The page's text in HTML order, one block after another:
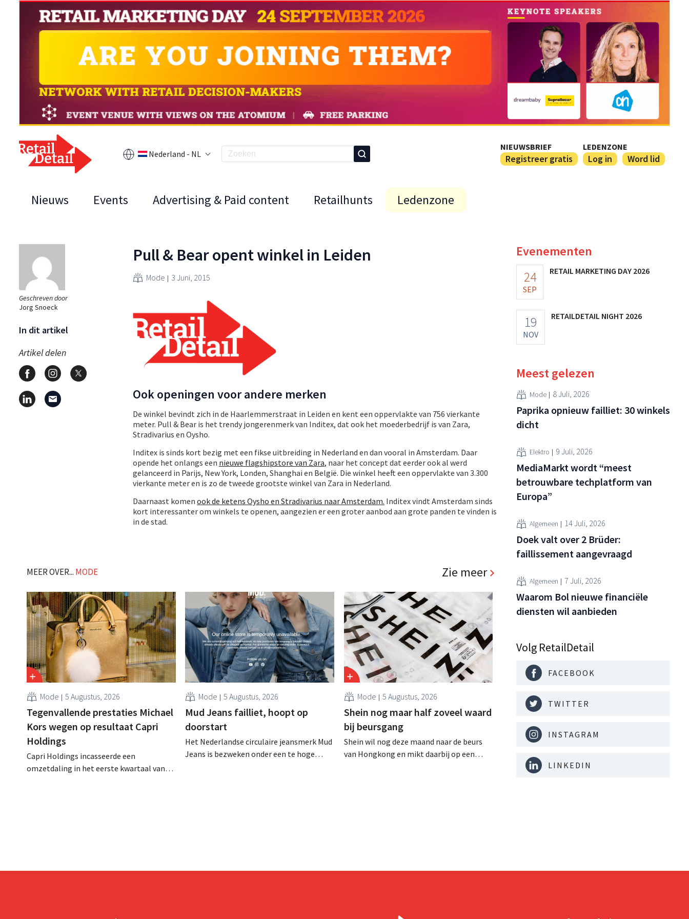
Nederland - NL
NIEUWSBRIEF
Registreer gratis
LEDENZONE
Log in Word lid
Nieuws Events Advertising & Paid content Retailhunts Ledenzone
Geschreven door
Jorg Snoeck
In dit artikel
Artikel delen
Pull & Bear opent winkel in Leiden
Mode 3 Juni, 2015
Ook openingen voor andere merken
De winkel bevindt zich in de Haarlemmerstraat in Leiden en kent een oppervlakte van 756 vierkante
meter. Pull & Bear is het trendy jongerenmerk van Inditex, dat ook het moederbedrijf is van Zara,
Stradivarius en Oysho.
Inditex is sinds kort bezig met een fikse uitbreiding in Nederland en dan vooral in Amsterdam. Daar
opende het onlangs een nieuwe flagshipstore van Zara, naar het concept dat eerder ook al werd
gelanceerd in Parijs, New York, Londen, Shanghai en België. Die winkel heeft een oppervlakte van 3.300
vierkante meter en is zo de tweede grootste winkel van Zara in Nederland.
Daarnaast komen ook de ketens Oysho en Stradivarius naar Amsterdam. Inditex vindt Amsterdam sinds
kort interessanter om winkels te openen, aangezien er een groter aanbod aan grote panden te vinden is
in de stad.
MEER OVER... MODE Zie meer
Mode 5 Augustus, 2026
Tegenvallende prestaties Michael
Kors wegen op resultaat Capri
Holdings
Capri Holdings incasseerde een
omzetdaling in het eerste kwartaal van
Mode 5 Augustus, 2026
Mud Jeans failliet, hoopt op
doorstart
Het Nederlandse circulaire jeansmerk Mud
Jeans is bezweken onder een te hoge
Mode 5 Augustus, 2026
Shein nog maar half zoveel waard
bij beursgang
Shein wil nog deze maand naar de beurs
van Hongkong en mikt daarbij op een
Evenementen
24
SEP
RETAIL MARKETING DAY 2026
19
NOV
RETAILDETAIL NIGHT 2026
Meest gelezen
Mode 8 Juli, 2026
Paprika opnieuw failliet: 30 winkels
dicht
Elektro 9 Juli, 2026
MediaMarkt wordt “meest
betrouwbare techplatform van
Europa”
Algemeen 14 Juli, 2026
Doek valt over 2 Brüder:
faillissement aangevraagd
Algemeen 7 Juli, 2026
Waarom Bol nieuwe financiële
diensten wil aanbieden
Volg RetailDetail
FACEBOOK
TWITTER
INSTAGRAM
LINKEDIN